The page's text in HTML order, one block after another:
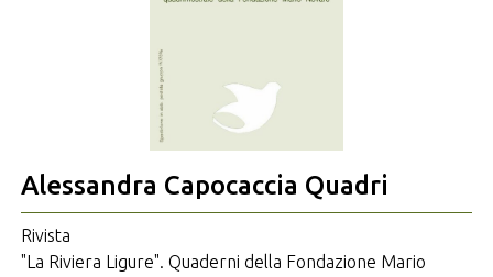
Alessandra Capocaccia Quadri
Rivista
"La Riviera Ligure". Quaderni della Fondazione Mario